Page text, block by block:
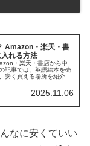
Amazon・楽天・書
れる方法
・楽天・書店から中
記事では、英語絵本を売
安く買える場所を紹介し
2025.11.06
なに安くていい